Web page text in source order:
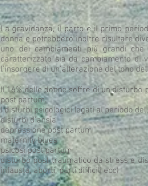
La gravidanza, il parto e il primo
donna e potrebbero inoltre risultare
uno dei cambiamenti più grandi
caratterizzato sia da cambiamento di
l’insorgere di un’alterazione del tono
Il 16% delle donne soffre di un
post partum.
I disturbi psicologici legati al periodo
disturbi d’ansia
depressione post partum
maternity blues
psicosi post partum
disturbo post traumatico da stress e
infausta, aborti, parti difficili ecc)